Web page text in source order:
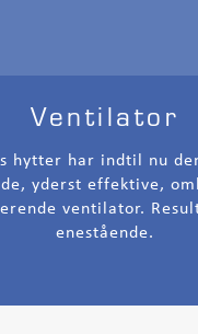
Ventilator
hytter har indtil nu
yderst effektive,
ventilator.
enestående.